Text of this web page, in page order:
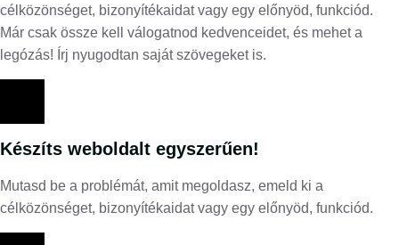
célközönséget, bizonyítékaidat vagy egy előnyöd, funkciód.
Már csak össze kell válogatnod kedvenceidet, és mehet a
legózás! Írj nyugodtan saját szövegeket is.
Készíts weboldalt egyszerűen!
Mutasd be a problémát, amit megoldasz, emeld ki a
célközönséget, bizonyítékaidat vagy egy előnyöd, funkciód.